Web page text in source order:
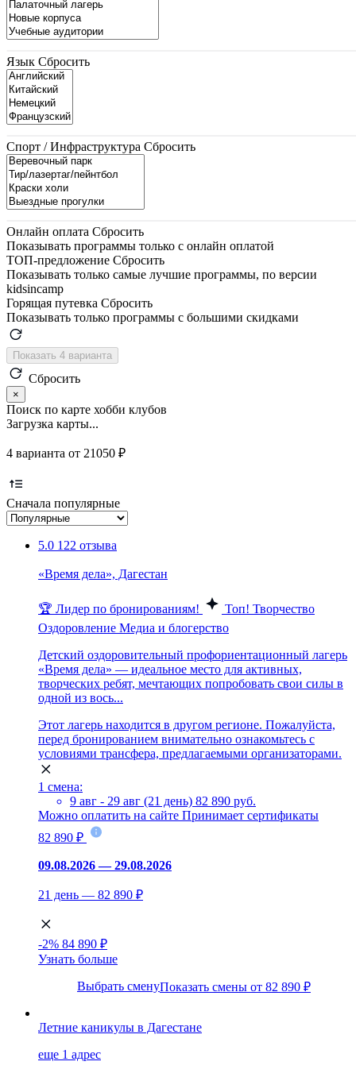
Язык Сбросить
Спорт / Инфраструктура Сбросить
Онлайн оплата Сбросить
Показывать программы только с онлайн оплатой
ТОП-предложение Сбросить
Показывать только самые лучшие программы, по версии
kidsincamp
Горящая путевка Сбросить
Показывать только программы с большими скидками
Показать 4 варианта
Сбросить
×
Поиск по карте хобби клубов
Загрузка карты...
4 варианта от 21050 ₽
Сначала популярные
5.0 122 отзыва
«Время дела», Дагестан
🏆 Лидер по бронированиям! Топ! Творчество
Оздоровление Медиа и блогерство
Детский оздоровительный профориентационный лагерь
«Время дела» — идеальное место для активных,
творческих ребят, мечтающих попробовать свои силы в
одной из вось...
Этот лагерь находится в другом регионе. Пожалуйста,
перед бронированием внимательно ознакомьтесь с
условиями трансфера, предлагаемыми организаторами.
1 смена:
9 авг - 29 авг (21 день) 82 890 руб.
Можно оплатить на сайте Принимает сертификаты
82 890 ₽
09.08.2026 — 29.08.2026
21 день — 82 890 ₽
-2% 84 890 ₽
Узнать больше
Выбрать сменуПоказать смены от 82 890 ₽
Летние каникулы в Дагестане
еще 1 адрес